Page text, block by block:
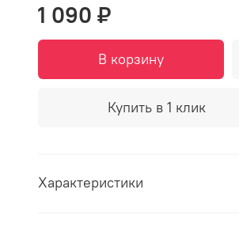
1 090 ₽
В корзину
Купить в 1 клик
Характеристики